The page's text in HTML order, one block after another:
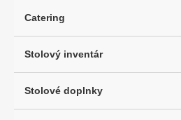
Catering
Stolový inventár
Stolové doplnky